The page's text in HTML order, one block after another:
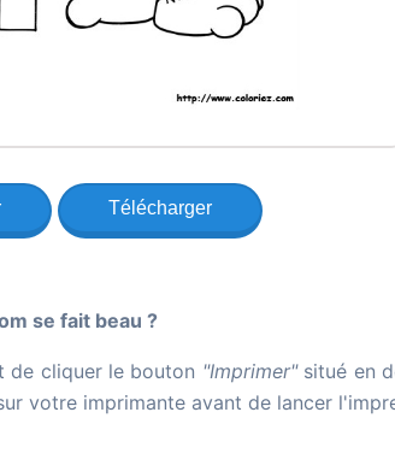
Télécharger
se fait beau ?
de cliquer le bouton "Imprimer"situé en
votre imprimante avant de lancer